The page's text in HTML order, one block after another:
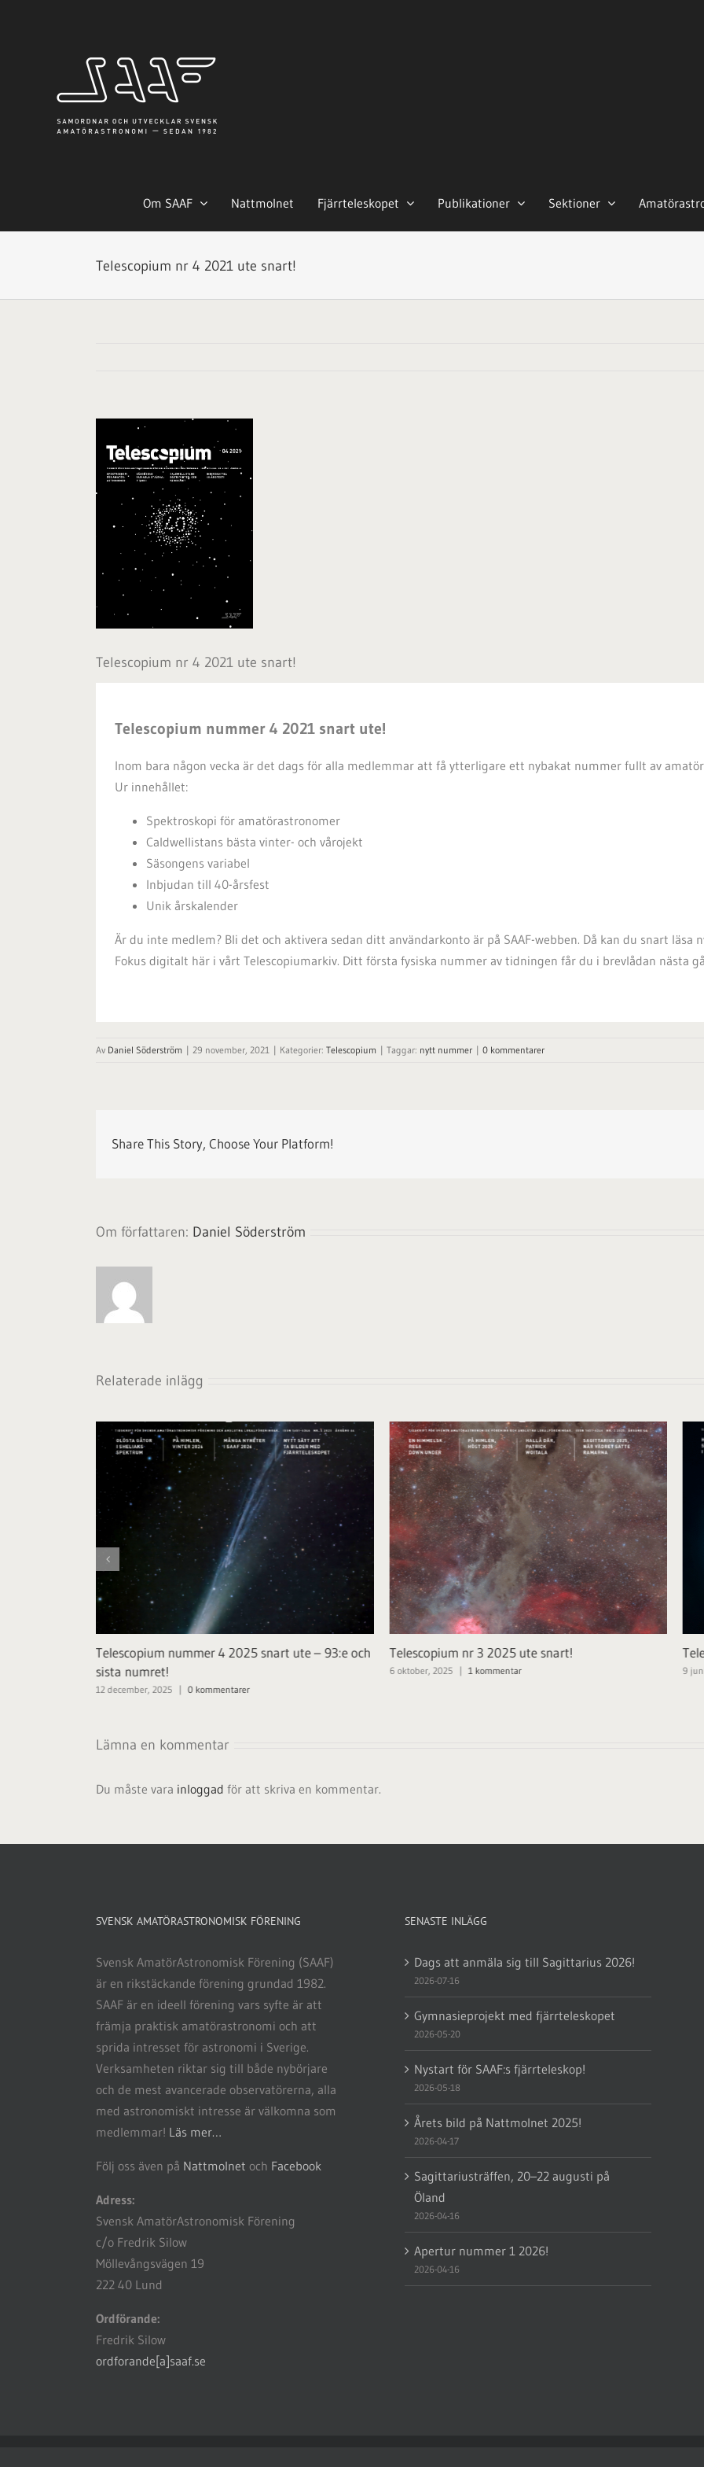
Om SAAF Nattmolnet Fjärrteleskopet Publikationer Sektioner
Telescopium nr 4 2021 ute snart!
större
bild
Telescopium nr 4 2021 ute snart!
Telescopium nummer 4 2021 snart ute!
Inom bara någon vecka är det dags för alla medlemmar att få ytterligare ett nybakat nummer fullt av
Ur innehållet:
Spektroskopi för amatörastronomer
Caldwellistans bästa vinter- och vårojekt
Säsongens variabel
Inbjudan till 40-årsfest
Unik årskalender
Är du inte medlem? Bli det och aktivera sedan ditt användarkonto är på SAAF-webben. Då kan du snart läsa
Fokus digitalt här i vårt Telescopiumarkiv. Ditt första fysiska nummer av tidningen får du i brevlådan nästa
Av Daniel Söderström | 29 november, 2021 | Kategorier: Telescopium | Taggar: nytt nummer | 0 kommentarer
Share This Story, Choose Your Platform!
Om författaren: Daniel Söderström
Relaterade inlägg
Telescopium nummer 4 2025 snart ute – 93:e och
sista numret!
12 december, 2025 | 0 kommentarer
Telescopium nr 3 2025 ute snart!
6 oktober, 2025 | 1 kommentar 9
Lämna en kommentar
Du måste vara inloggad för att skriva en kommentar.
SVENSK AMATÖRASTRONOMISK FÖRENING
Svensk AmatörAstronomisk Förening (SAAF)
är en rikstäckande förening grundad 1982.
SAAF är en ideell förening vars syfte är att
främja praktisk amatörastronomi och att
sprida intresset för astronomi i Sverige.
Verksamheten riktar sig till både nybörjare
och de mest avancerade observatörerna, alla
med astronomiskt intresse är välkomna som
medlemmar! Läs mer…
Följ oss även på Nattmolnet och Facebook
Adress:
Svensk AmatörAstronomisk Förening
c/o Fredrik Silow
Möllevångsvägen 19
222 40 Lund
Ordförande:
Fredrik Silow
ordforande[a]saaf.se
SENASTE INLÄGG
Dags att anmäla sig till Sagittarius 2026!
2026-07-16
Gymnasieprojekt med fjärrteleskopet
2026-05-20
Nystart för SAAF:s fjärrteleskop!
2026-05-18
Årets bild på Nattmolnet 2025!
2026-04-17
Sagittariusträffen, 20–22 augusti på
Öland
2026-04-16
Apertur nummer 1 2026!
2026-04-16